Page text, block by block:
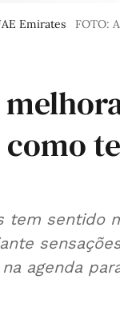
Emirates FOTO:
tem sentido
agenda